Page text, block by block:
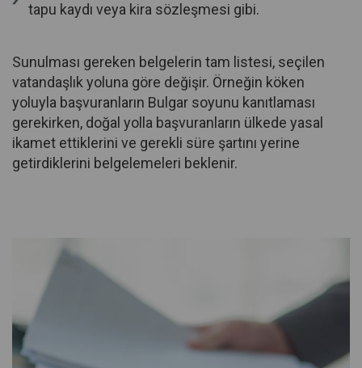
tapu kaydı veya kira sözleşmesi gibi.
Sunulması gereken belgelerin tam listesi, seçilen
vatandaşlık yoluna göre değişir. Örneğin köken
yoluyla başvuranların Bulgar soyunu kanıtlaması
gerekirken, doğal yolla başvuranların ülkede yasal
ikamet ettiklerini ve gerekli süre şartını yerine
getirdiklerini belgelemeleri beklenir.